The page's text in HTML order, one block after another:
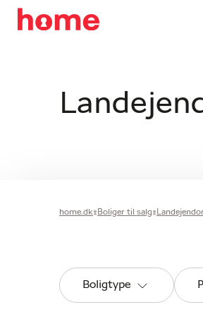
home.dk Boliger til salg
Boligtype